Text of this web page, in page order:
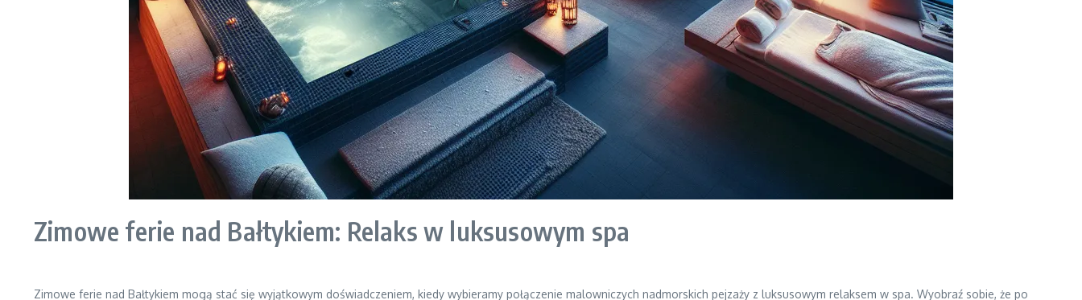
Zimowe ferie nad Bałtykiem: Relaks w luksusowym spa
Zimowe ferie nad Bałtykiem mogą stać się wyjątkowym doświadczeniem, kiedy wybieramy połączenie malowniczych nadmorskich pejzaży z luksusowym relaksem w spa. Wyobraź sobie, że po